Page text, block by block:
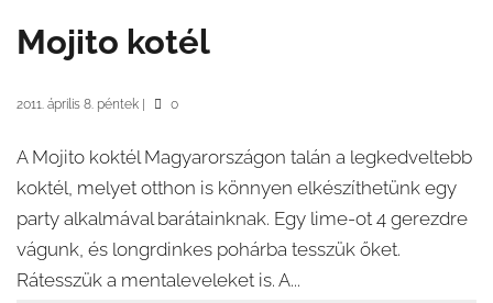
Mojito kotél
2011. április 8. péntek 0
A Mojito koktél Magyarországon talán a legkedveltebb
koktél, melyet otthon is könnyen elkészíthetünk egy
party alkalmával barátainknak. Egy lime-ot 4 gerezdre
vágunk, és longrdinkes pohárba tesszük őket.
Rátesszük a mentaleveleket is. A...